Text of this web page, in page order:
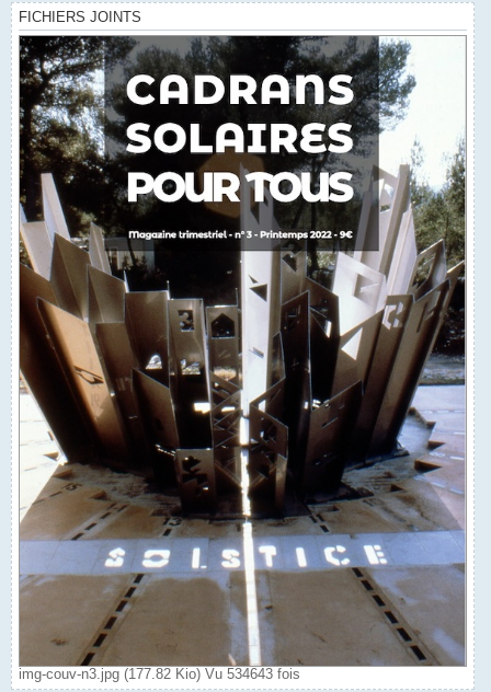
FICHIERS JOINTS
img-couv-n3.jpg (177.82 Kio) Vu 534643 fois